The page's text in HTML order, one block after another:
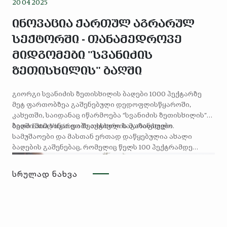
ახალი
საწარმო
გამორჩეულია
თავისი
ეკომეგობრული
20 04 2025
ინოვაცია ქართულ აგრარულ
სექტორში - თანამედროვე
მიდგომები "სვანიძის
ზეთისხილის" ბაღში
გიორგი სვანიძის ზეთისხილის ბაღები 1000 ჰექტარზე
მეტ ფართობზეა გაშენებული დედოფლისწყაროში,
კახეთში, საიდანაც იწარმოება “სვანიძის ზეთისხილის”
ზეთი Extra Virgin და ზეთისხილის მარინადები.
ბაღში მიმდინარეობს აქტიური საგაზაფხულო
სამუშაოები და მასთან ერთად დაწყებულია ახალი
ბაღების გაშენებაც, რომელიც წელს 100 ჰექტრამდე
რამდენჯერმე ამცირებს ჩარგვის ვადებს. აგრეგატი
სრულად ნახვა